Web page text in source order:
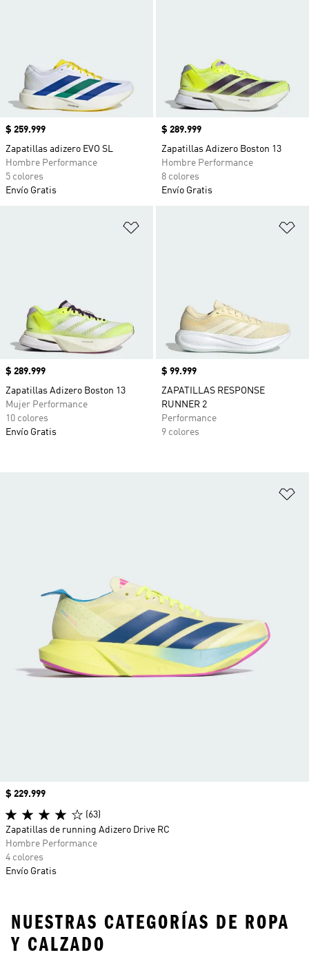
Precio
$ 259.999
Zapatillas adizero EVO SL
Hombre Performance
5 colores
Envío Gratis
Precio
$ 289.999
Zapatillas Adizero Boston 13
Hombre Performance
8 colores
Envío Gratis
Precio
$ 289.999
Zapatillas Adizero Boston 13
Mujer Performance
10 colores
Envío Gratis
Precio
$ 99.999
ZAPATILLAS RESPONSE
RUNNER 2
Performance
9 colores
Precio
$ 229.999
(63)
Zapatillas de running Adizero Drive RC
Hombre Performance
4 colores
Envío Gratis
NUESTRAS CATEGORÍAS DE ROPA
Y CALZADO